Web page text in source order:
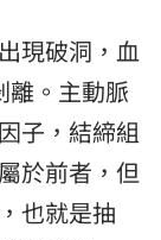
現破洞，血
離。主動脈
子，結締組
於前者，但
也就是抽